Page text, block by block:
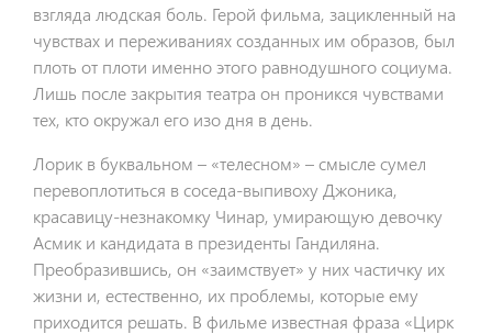
взгляда людская боль. Герой фильма, зацикленный на
чувствах и переживаниях созданных им образов, был
плоть от плоти именно этого равнодушного социума.
Лишь после закрытия театра он проникся чувствами
тех, кто окружал его изо дня в день.
Лорик в буквальном – «телесном» – смысле сумел
перевоплотиться в соседа-выпивоху Джоника,
красавицу-незнакомку Чинар, умирающую девочку
Асмик и кандидата в президенты Гандиляна.
Преобразившись, он «заимствует» у них частичку их
жизни и, естественно, их проблемы, которые ему
приходится решать. В фильме известная фраза «Цирк